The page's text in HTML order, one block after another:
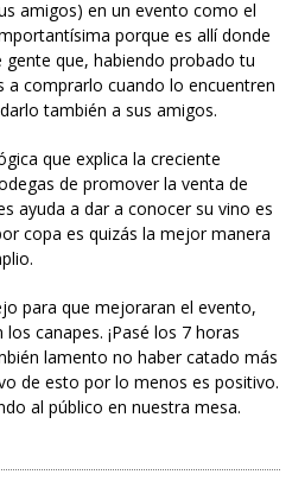
amigos) en un evento como el
porque es allí donde
que, habiendo probado tu
comprarlo cuando lo encuentren
también a sus amigos.
que explica la creciente
de promover la venta de
ayuda a dar a conocer su vino es
copa es quizás la mejor manera
para que mejoraran el evento,
canapes. ¡Pasé los 7 horas
lamento no haber catado más
de esto por lo menos es positivo.
al público en nuestra mesa.